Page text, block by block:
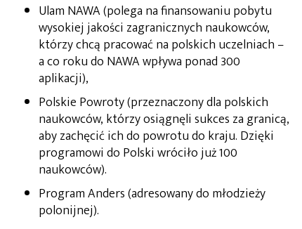
Ulam NAWA (polega na finansowaniu pobytu
wysokiej jakości zagranicznych naukowców,
którzy chcą pracować na polskich uczelniach –
a co roku do NAWA wpływa ponad 300
aplikacji),
Polskie Powroty (przeznaczony dla polskich
naukowców, którzy osiągnęli sukces za granicą,
aby zachęcić ich do powrotu do kraju. Dzięki
programowi do Polski wróciło już 100
naukowców).
Program Anders (adresowany do młodzieży
polonijnej).